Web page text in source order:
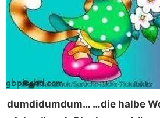
dumdidumdum… …die halbe